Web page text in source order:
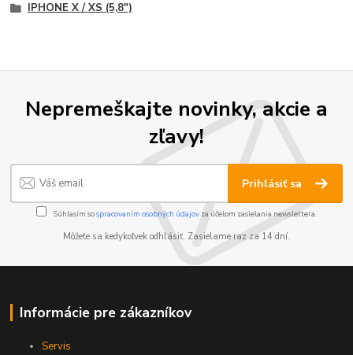
IPHONE X / XS (5,8")
Nepremeškajte novinky, akcie a
zľavy!
Prihlásiť sa
Súhlasím sospracovaním osobných údajov za účelom zasielania newslettera.
Môžete sa kedykoľvek odhlásiť. Zasielame raz za 14 dní.
Informácie pre zákazníkov
Servis